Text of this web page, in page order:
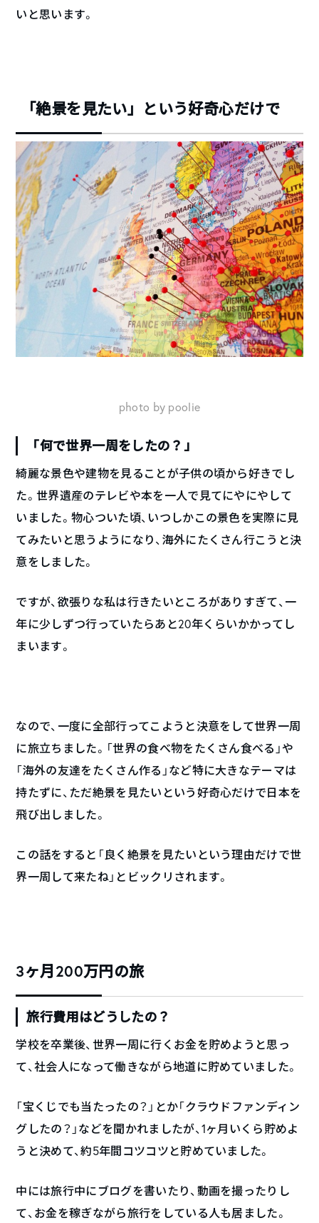
いと思います。
「絶景を見たい」という好奇心だけで
photo by poolie
「何で世界一周をしたの？」
綺麗な景色や建物を見ることが子供の頃から好きでし
た。世界遺産のテレビや本を一人で見てにやにやして
いました。物心ついた頃、いつしかこの景色を実際に見
てみたいと思うようになり、海外にたくさん行こうと決
意をしました。
ですが、欲張りな私は行きたいところがありすぎて、一
年に少しずつ行っていたらあと20年くらいかかってし
まいます。
なので、一度に全部行ってこようと決意をして世界一周
に旅立ちました。「世界の食べ物をたくさん食べる」や
「海外の友達をたくさん作る」など特に大きなテーマは
持たずに、ただ絶景を見たいという好奇心だけで日本を
飛び出しました。
この話をすると「良く絶景を見たいという理由だけで世
界一周して来たね」とビックリされます。
3ヶ月200万円の旅
旅行費用はどうしたの？
学校を卒業後、世界一周に行くお金を貯めようと思っ
て、社会人になって働きながら地道に貯めていました。
「宝くじでも当たったの？」とか「クラウドファンディン
グしたの？」などを聞かれましたが、1ヶ月いくら貯めよ
うと決めて、約5年間コツコツと貯めていました。
中には旅行中にブログを書いたり、動画を撮ったりし
て、お金を稼ぎながら旅行をしている人も居ました。